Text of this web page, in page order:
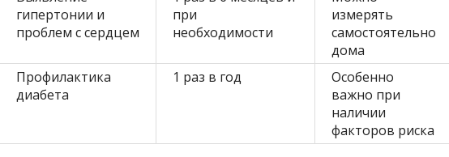
гипертонии и
проблем с сердцем
при
необходимости
измерять
самостоятельно
дома
Профилактика
диабета
1 раз в год
Особенно
важно при
наличии
факторов риска